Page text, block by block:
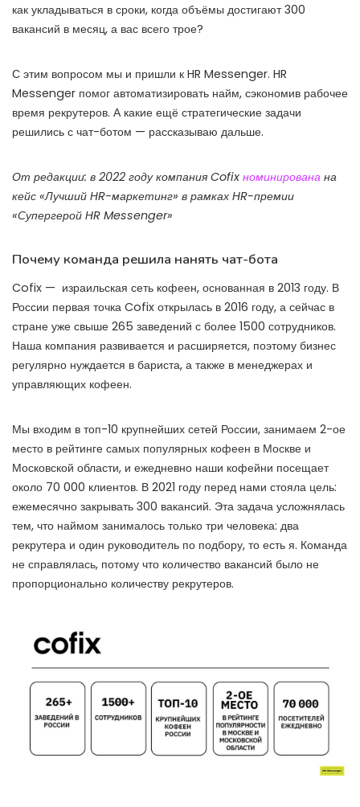
как укладываться в сроки, когда объёмы достигают 300
вакансий в месяц, а вас всего трое?
С этим вопросом мы и пришли к HR Messenger. HR
Messenger помог автоматизировать найм, сэкономив рабочее
время рекрутеров. А какие ещё стратегические задачи
решились с чат-ботом — рассказываю дальше.
От редакции: в 2022 году компания Cofix номинирована на
кейс «Лучший HR-маркетинг» в рамках HR-премии
«Супергерой HR Messenger»
Почему команда решила нанять чат-бота
Cofix — израильская сеть кофеен, основанная в 2013 году. В
России первая точка Cofix открылась в 2016 году, а сейчас в
стране уже свыше 265 заведений с более 1500 сотрудников.
Наша компания развивается и расширяется, поэтому бизнес
регулярно нуждается в бариста, а также в менеджерах и
управляющих кофеен.
Мы входим в топ-10 крупнейших сетей России, занимаем 2-ое
место в рейтинге самых популярных кофеен в Москве и
Московской области, и ежедневно наши кофейни посещает
около 70 000 клиентов. В 2021 году перед нами стояла цель:
ежемесячно закрывать 300 вакансий. Эта задача усложнялась
тем, что наймом занималось только три человека: два
рекрутера и один руководитель по подбору, то есть я. Команда
не справлялась, потому что количество вакансий было не
пропорционально количеству рекрутеров.